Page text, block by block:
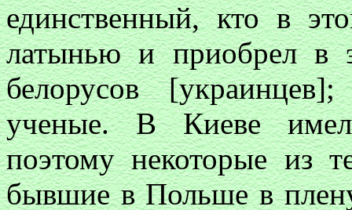
единственный, кто в
латынью и приобрел в
белорусов
ученые. В Киеве
поэтому некоторые из
бывшие в Польше в